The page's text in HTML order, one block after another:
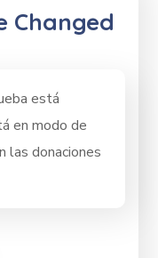
Changed
está
en modo de
las donaciones